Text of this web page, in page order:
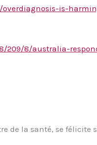
is-
209/8/australia-
de la santé, se félicite